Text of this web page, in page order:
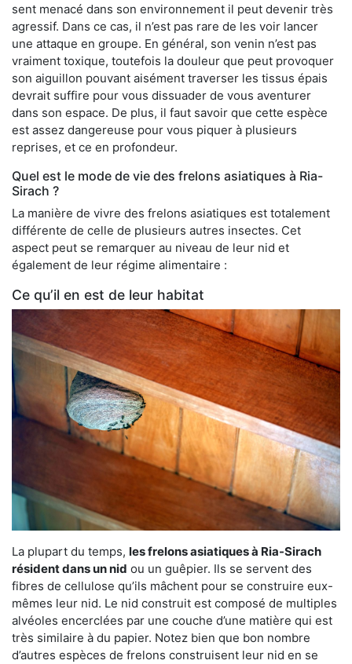
sent menacé dans son environnement il peut devenir très
agressif. Dans ce cas, il n’est pas rare de les voir lancer
une attaque en groupe. En général, son venin n’est pas
vraiment toxique, toutefois la douleur que peut provoquer
son aiguillon pouvant aisément traverser les tissus épais
devrait suffire pour vous dissuader de vous aventurer
dans son espace. De plus, il faut savoir que cette espèce
est assez dangereuse pour vous piquer à plusieurs
reprises, et ce en profondeur.
Quel est le mode de vie des frelons asiatiques à Ria-
Sirach ?
La manière de vivre des frelons asiatiques est totalement
différente de celle de plusieurs autres insectes. Cet
aspect peut se remarquer au niveau de leur nid et
également de leur régime alimentaire :
Ce qu’il en est de leur habitat
La plupart du temps, les frelons asiatiques à Ria-Sirach
résident dans un nid ou un guêpier. Ils se servent des
fibres de cellulose qu’ils mâchent pour se construire eux-
mêmes leur nid. Le nid construit est composé de multiples
alvéoles encerclées par une couche d’une matière qui est
très similaire à du papier. Notez bien que bon nombre
d’autres espèces de frelons construisent leur nid en se